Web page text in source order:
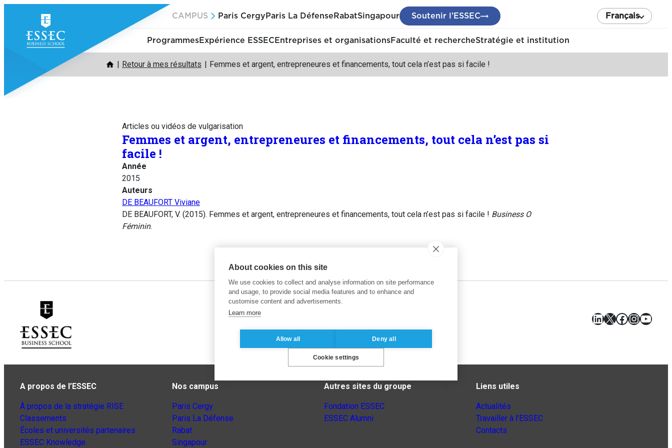
contenu
CAMPUS Paris Cergy Paris La Défense RabatSingapour Soutenir l’ESSEC Français
ProgrammesExpérience ESSEC Entreprises et organisationsFaculté et rechercheStratégie et institution
Retour à mes résultats Femmes et argent, entrepreneures et financements, tout cela n’est pas si facile !
Articles ou vidéos de vulgarisation
Femmes et argent, entrepreneures et financements, tout cela n’est pas si
facile !
Année
2015
Auteurs
DE BEAUFORT Viviane
DE BEAUFORT, V. (2015). Femmes et argent, entrepreneures et financements, tout cela n’est pas si facile ! Business O
Féminin.
LinkedIn
X Facebook
A propos de l’ESSEC
À propos de la stratégie RISE
Classements
Écoles et universités partenaires
ESSEC Knowledge
Nos campus
Paris Cergy
Paris La Défense
Rabat
Singapour
Autres sites du groupe
Fondation ESSEC
ESSEC Alumni
Liens utiles
Actualités
Travailler à l’ESSEC
Contacts
About cookies on this site
We use cookies to collect and analyse information on site performance
and usage, to provide social media features and to enhance and
customise content and advertisements.
Learn more
Allow all Deny all
Cookie settings